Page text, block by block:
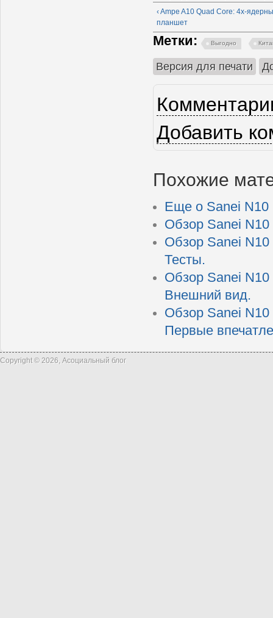
‹ Ampe A10 Quad Core: 4х-
планшет
Метки: Выгодно
Версия для печати
Добавить
Похожие
Еще о Sanei N10
Обзор Sanei N10
Обзор Sanei N10
Тесты.
Обзор Sanei N10
Внешний вид.
Обзор Sanei N10
Первые
Copyright © 2026, Асоциальный блог